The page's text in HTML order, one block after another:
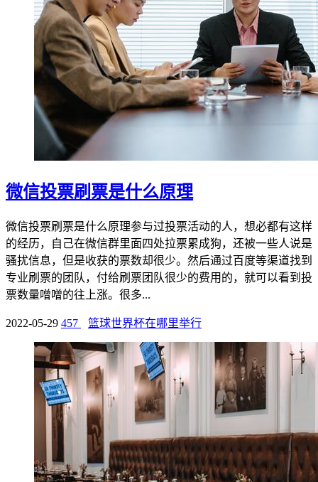
微信投票刷票是什么原理
微信投票刷票是什么原理参与过投票活动的人，想必都有这样
的经历，自己在微信群里面四处拉票累成狗，还被一些人说是
骚扰信息，但是收获的票数却很少。然后通过百度等渠道找到
专业刷票的团队，付给刷票团队很少的费用的，就可以看到投
票数量噌噌的往上涨。很多...
2022-05-29 457 篮球世界杯在哪里举行